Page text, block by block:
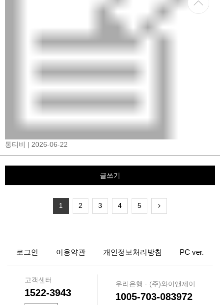
통티비 | 2026-06-22
글쓰기
1 2 3 4 5
로그인 이용약관 개인정보처리방침 PC ver.
고객센터
1522-3943
우리은행 · (주)와이앤제이
1005-703-083972